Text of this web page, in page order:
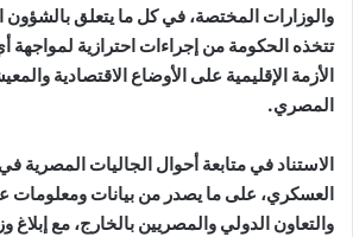
والوزارات المختصة، في كل ما يتعلق بالشؤون
تتخذه الحكومة من إجراءات احترازية لمواجهة
الأزمة الإقليمية على الأوضاع الاقتصادية
المصري.
الاستناد في متابعة أحوال الجاليات المصرية
العسكري، على ما يصدر من بيانات ومعلومات
والتعاون الدولي والمصريين بالخارج، مع إبلاغ